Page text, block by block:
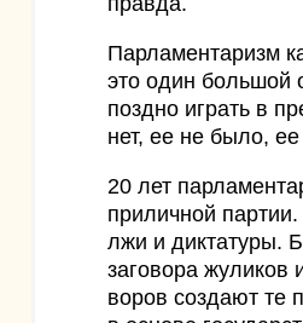
Парламентаризм
это один большой
поздно играть в
нет, ее не было, ее
20 лет
приличной
лжи и диктатуры.
заговора жуликов
воров создают те